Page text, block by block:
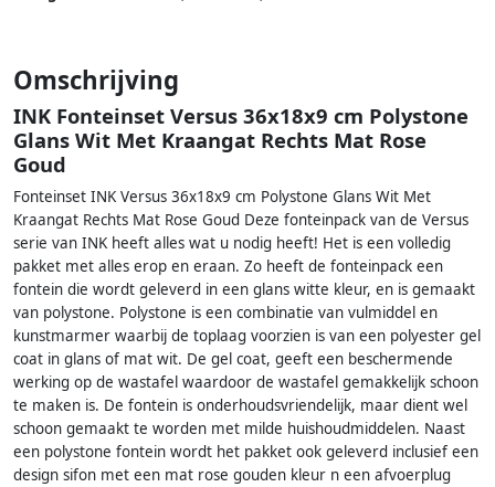
Omschrijving
INK Fonteinset Versus 36x18x9 cm Polystone
Glans Wit Met Kraangat Rechts Mat Rose
Goud
Fonteinset INK Versus 36x18x9 cm Polystone Glans Wit Met
Kraangat Rechts Mat Rose Goud Deze fonteinpack van de Versus
serie van INK heeft alles wat u nodig heeft! Het is een volledig
pakket met alles erop en eraan. Zo heeft de fonteinpack een
fontein die wordt geleverd in een glans witte kleur, en is gemaakt
van polystone. Polystone is een combinatie van vulmiddel en
kunstmarmer waarbij de toplaag voorzien is van een polyester gel
coat in glans of mat wit. De gel coat, geeft een beschermende
werking op de wastafel waardoor de wastafel gemakkelijk schoon
te maken is. De fontein is onderhoudsvriendelijk, maar dient wel
schoon gemaakt te worden met milde huishoudmiddelen. Naast
een polystone fontein wordt het pakket ook geleverd inclusief een
design sifon met een mat rose gouden kleur n een afvoerplug